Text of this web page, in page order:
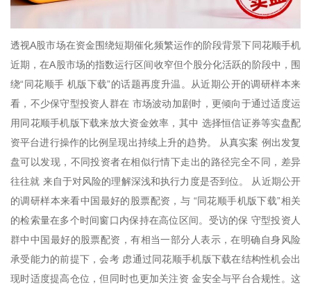
透视A股市场在资金围绕短期催化频繁运作的阶段背景下同花顺手机
近期，在A股市场的指数运行区间收窄但个股分化活跃的阶段中，围
绕“同花顺手 机版下载”的话题再度升温。从近期公开的调研样本来
看，不少保守型投资人群在 市场波动加剧时，更倾向于通过适度运
用同花顺手机版下载来放大资金效率，其中 选择恒信证券等实盘配
资平台进行操作的比例呈现出持续上升的趋势。 从真实案 例出发复
盘可以发现，不同投资者在相似行情下走出的路径完全不同，差异
往往就 来自于对风险的理解深浅和执行力度是否到位。 从近期公开
的调研样本来看中国最好的股票配资，与 “同花顺手机版下载”相关
的检索量在多个时间窗口内保持在高位区间。受访的保 守型投资人
群中中国最好的股票配资，有相当一部分人表示，在明确自身风险
承受能力的前提下，会考 虑通过同花顺手机版下载在结构性机会出
现时适度提高仓位，但同时也更加关注资 金安全与平台合规性。这